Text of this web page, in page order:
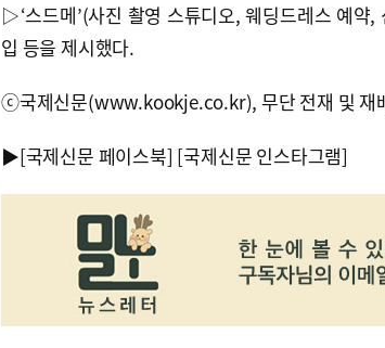
▷‘스드메’(사진 촬영 스튜디오, 웨딩드레스 예약
입 등을 제시했다.
ⓒ국제신문(www.kookje.co.kr), 무단 전재 및 재
▶[국제신문 페이스북] [국제신문 인스타그램]